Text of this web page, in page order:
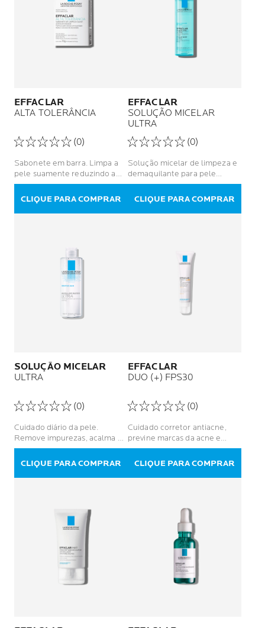
EFFACLAR
ALTA TOLERÂNCIA
(0)
Sabonete em barra. Limpa a
pele suamente reduzindo a
oleosidade e o brilho.
CLIQUE PARA COMPRAR
EFFACLAR
SOLUÇÃO MICELAR
ULTRA
(0)
Solução micelar de limpeza e
demaquilante para pele
oleosa e sensível
CLIQUE PARA COMPRAR
SOLUÇÃO MICELAR
ULTRA
(0)
Cuidado diário da pele.
Remove impurezas, acalma e
suaviza a pele sensível após
agressões diárias Eficaz na
remoção de maquiagem.
Indicado para todos os tipos
CLIQUE PARA COMPRAR
EFFACLAR
DUO (+) FPS30
(0)
Cuidado corretor antiacne,
previne marcas da acne e
auxilia no tratamento.
CLIQUE PARA COMPRAR